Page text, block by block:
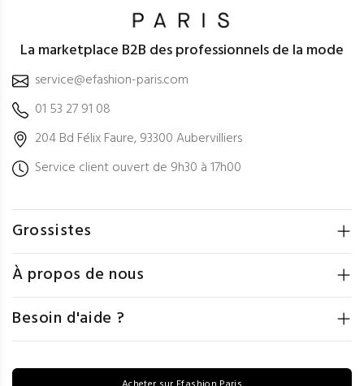
La marketplace B2B des professionnels de la mode
service@efashion-paris.com
01 53 27 91 08
204 Bd Félix Faure, 93300 Aubervilliers
Service client ouvert de 9h30 à 17h00
Grossistes
À propos de nous
Besoin d'aide ?